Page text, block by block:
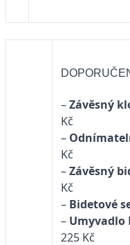
–Závěsný
Kč
–
Kč
–Závěsný
Kč
– Bidetové
– Umyvadlo
225 Kč